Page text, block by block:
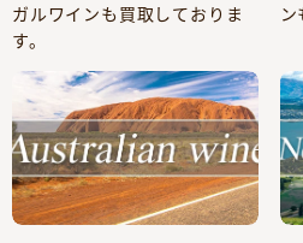
ガルワインも買取しておりま
す。
ン